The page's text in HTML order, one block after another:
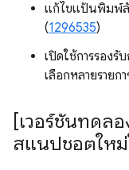
แก้ไขแป้นพิมพ์ลั
(1296535)
เปิดใช้การรองรั
เลือกหลายรายก
[เวอร์ชันทดลอ
สแนปชอตให